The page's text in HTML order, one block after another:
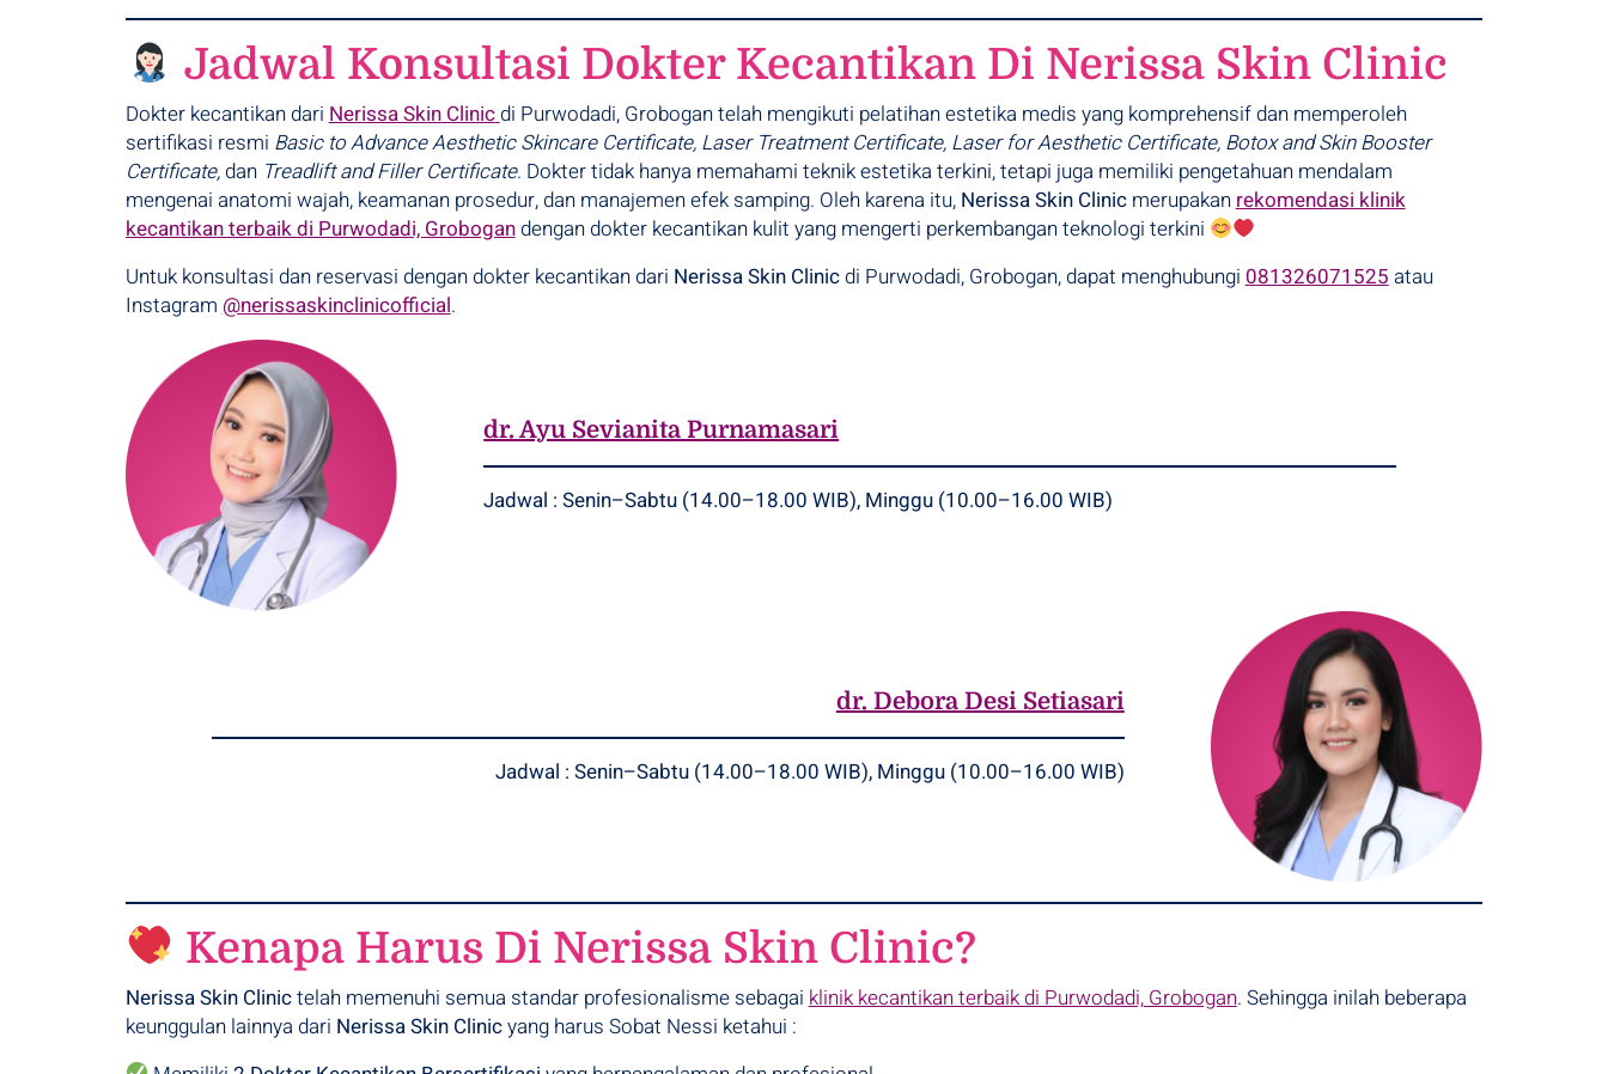
Jadwal Konsultasi Dokter Kecantikan Di Nerissa Skin Clinic
Dokter kecantikan dari Nerissa Skin Clinicdi Purwodadi, Grobogan telah mengikuti pelatihan estetika medis yang komprehensif dan memperoleh
sertifikasi resmi Basic to Advance Aesthetic Skincare Certificate, Laser Treatment Certificate, Laser for Aesthetic Certificate, Botox and Skin Booster
Certificate,dan Treadlift and Filler Certificate. Dokter tidak hanya memahami teknik estetika terkini, tetapi juga memiliki pengetahuan mendalam
mengenai anatomi wajah, keamanan prosedur, dan manajemen efek samping. Oleh karena itu, Nerissa Skin Clinicmerupakan rekomendasi klinik
kecantikan terbaik di Purwodadi, Grobogandengan dokter kecantikan kulit yang mengerti perkembangan teknologi terkini
Untuk konsultasi dan reservasi dengan dokter kecantikan dari Nerissa Skin Clinicdi Purwodadi, Grobogan, dapat menghubungi 081326071525 atau
Instagram @nerissaskinclinicofficial.
dr. Ayu Sevianita Purnamasari
Jadwal : Senin–Sabtu (14.00–18.00 WIB), Minggu (10.00–16.00 WIB)
dr. Debora Desi Setiasari
Jadwal : Senin–Sabtu (14.00–18.00 WIB), Minggu (10.00–16.00 WIB)
Kenapa Harus Di Nerissa Skin Clinic?
Nerissa Skin Clinictelah memenuhi semua standar profesionalisme sebagai klinik kecantikan terbaik di Purwodadi, Grobogan. Sehingga inilah beberapa
keunggulan lainnya dari Nerissa Skin Clinicyang harus Sobat Nessi ketahui :